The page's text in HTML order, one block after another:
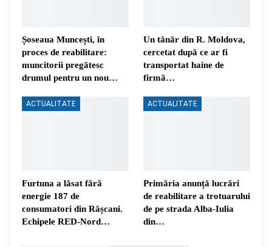
Șoseaua Muncești, în
proces de reabilitare:
muncitorii pregătesc
drumul pentru un nou…
Un tânăr din R. Moldova,
cercetat după ce ar fi
transportat haine de
firmă…
ACTUALITATE
Furtuna a lăsat fără
energie 187 de
consumatori din Râșcani.
Echipele RED-Nord…
ACTUALITATE
Primăria anunță lucrări
de reabilitare a trotuarului
de pe strada Alba-Iulia
din…